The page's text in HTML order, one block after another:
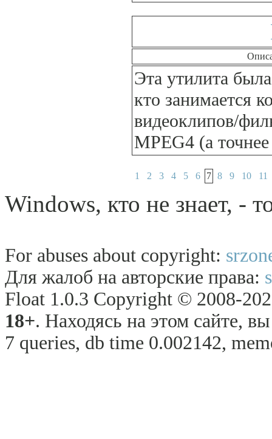
Эта утилита
кто занимается
видеоклипов/
MPEG4 (а
1 2 3 4 5 6 7 8 9 10 11
Windows, кто не знает, -
For abuses about copyright:
Для жалоб на авторские права:
Float 1.0.3 Copyright © 2008-
18+. Находясь на этом сайте,
7 queries, db time 0.002142,